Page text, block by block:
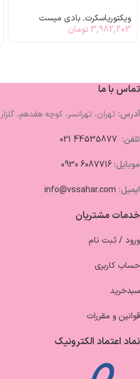
ویکتوریاسکرت, بادی میست
3,982,203 تومان
تماس با ما
آدرس: تهران، تهرانسر، کوچه هفدهم، گلزار 9
تلفن:
موبایل:6087716 0930
ایمیل: info@vssahar.com
خدمات مشتریان
ورود / ثبت نام
حساب کاربری
سبدخرید
قوانین و مقررات
نماد اعتماد الکترونیک